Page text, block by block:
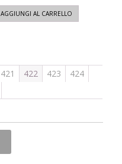
AGGIUNGI AL CARRELLO
421 422 423
424